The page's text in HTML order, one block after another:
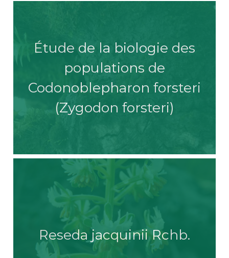
Étude de la biologie des
populations de
Codonoblepharon forsteri
(Zygodon forsteri)
Reseda jacquinii Rchb.